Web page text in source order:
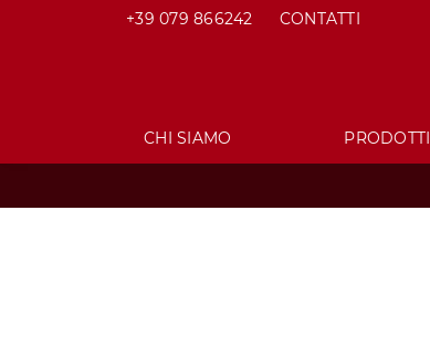
+39 079 866242 CONTATTI
CHI SIAMO PRODOTTI